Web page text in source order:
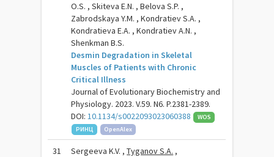
O.S. , Skiteva E.N. , Belova S.P. ,
Zabrodskaya Y.M. , Kondratiev S.A. ,
Kondratieva E.A. , Kondratiev A.N. ,
Shenkman B.S.
Desmin Degradation in Skeletal
Muscles of Patients with Chronic
Critical Illness
Journal of Evolutionary Biochemistry and
Physiology. 2023. V.59. N6. P.2381-2389.
DOI:10.1134/s0022093023060388
WOS
РИНЦ
OpenAlex
31 Sergeeva K.V. ,Tyganov S.A. ,